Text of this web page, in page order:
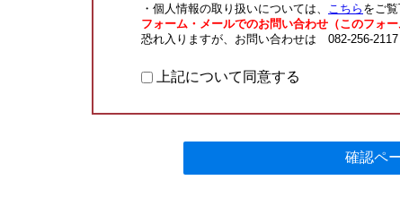
・個人情報の取り扱いについては、 こちら をご覧
フォーム・メールでのお問い合わせ（このフォ
恐れ入りますが、お問い合わせは 082-256-
上記について同意する
確認ペ